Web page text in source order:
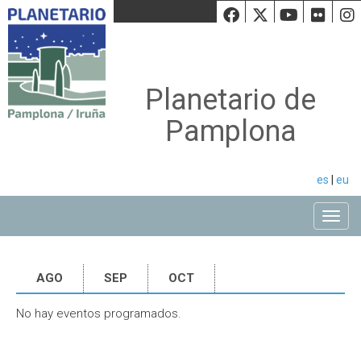
Facebook
Twiiter
Planetario de
Pamplona
es eu
AGO SEP OCT
No hay eventos programados.